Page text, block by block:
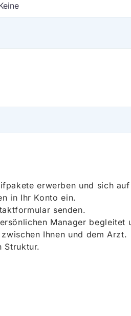
erwerben und sich
in Ihr Konto ein.
senden.
Manager
Ihnen und dem Arzt.
Struktur.